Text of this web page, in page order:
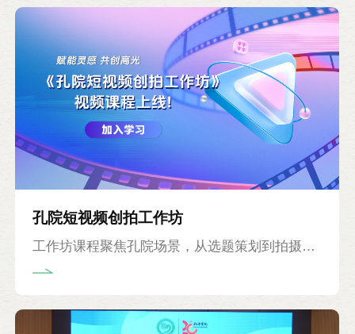
孔院短视频创拍工作坊
工作坊课程聚焦孔院场景，从选题策划到拍摄剪
辑，再到活动组织，提供全流程的实战教学。多
位视频行业资深导演、剪辑师、孔院院长及往届
“最·孔院”全球短视频征集活动特等奖获得者倾囊